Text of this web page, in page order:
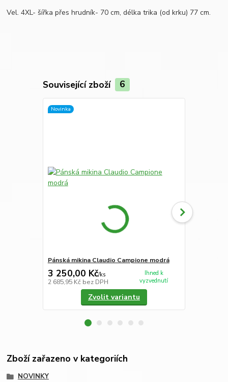
Vel. 4XL- šířka přes hrudník- 70 cm, délka trika (od krku) 77 cm.
Související zboží 6
Novinka
Pánská mikina Claudio Campione modrá
3 250,00 Kč/ks
2 685,95 Kč bez DPH
Ihned k
vyzvednutí
Zvolit variantu
Zboží zařazeno v kategoriích
NOVINKY